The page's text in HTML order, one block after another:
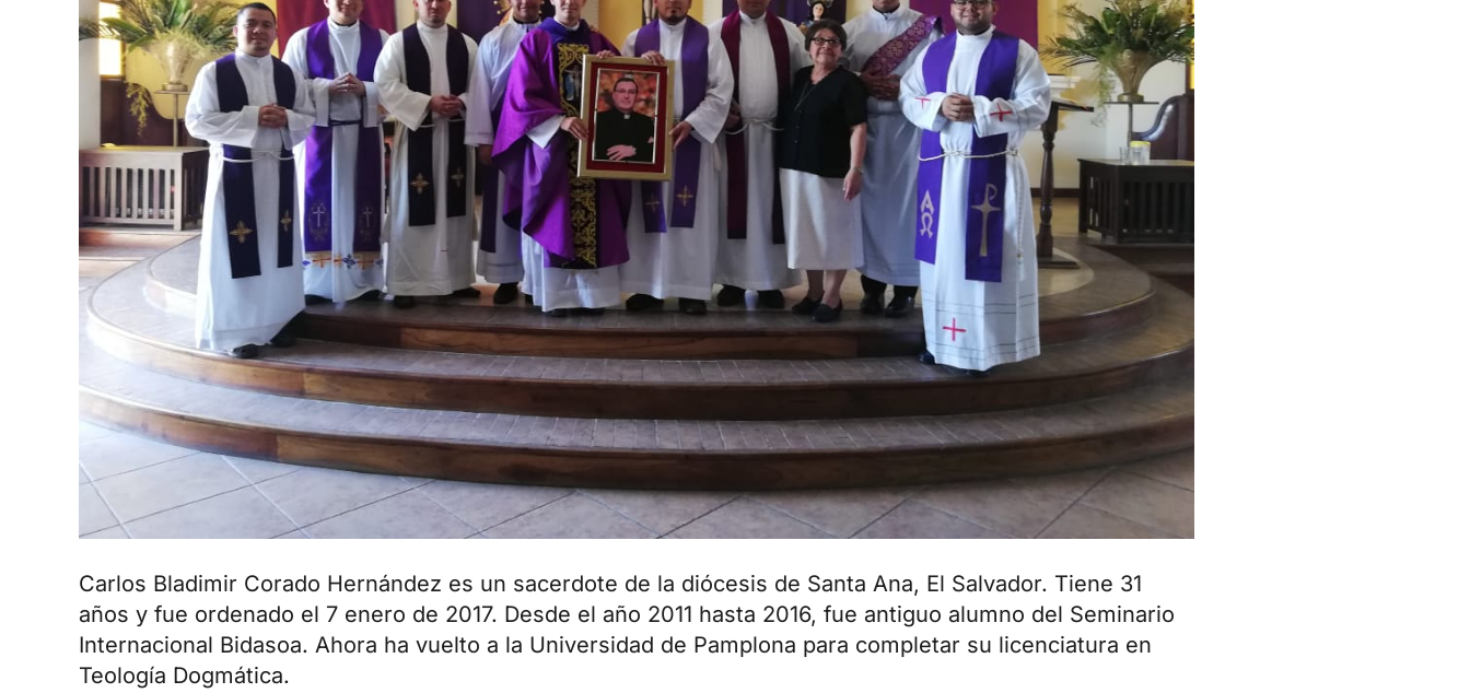
Carlos Bladimir Corado Hernández es un sacerdote de la diócesis de Santa Ana, El Salvador. Tiene 31
años y fue ordenado el 7 enero de 2017. Desde el año 2011 hasta 2016, fue antiguo alumno del Seminario
Internacional Bidasoa. Ahora ha vuelto a la Universidad de Pamplona para completar su licenciatura en
Teología Dogmática.